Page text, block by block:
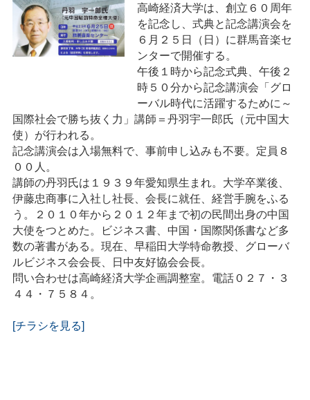
高崎経済大学は、創立６０周年
を記念し、式典と記念講演会を
６月２５日（日）に群馬音楽セ
ンターで開催する。
午後１時から記念式典、午後２
時５０分から記念講演会「グロ
ーバル時代に活躍するために～
国際社会で勝ち抜く力」講師＝丹羽宇一郎氏（元中国大
使）が行われる。
記念講演会は入場無料で、事前申し込みも不要。定員８
００人。
講師の丹羽氏は１９３９年愛知県生まれ。大学卒業後、
伊藤忠商事に入社し社長、会長に就任、経営手腕をふる
う。２０１０年から２０１２年まで初の民間出身の中国
大使をつとめた。ビジネス書、中国・国際関係書など多
数の著書がある。現在、早稲田大学特命教授、グローバ
ルビジネス会会長、日中友好協会会長。
問い合わせは高崎経済大学企画調整室。電話０２７・３
４４・７５８４。
[チラシを見る]